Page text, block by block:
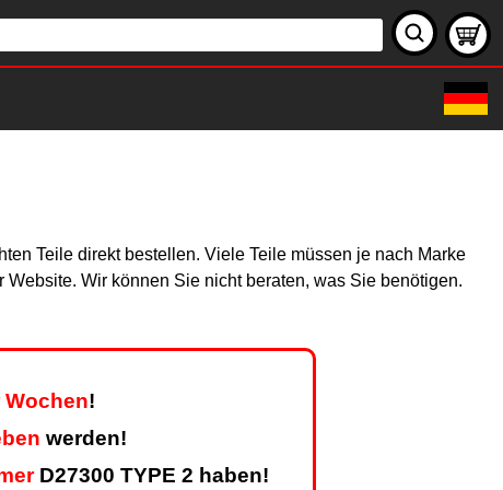
Teile direkt bestellen. Viele Teile müssen je nach Marke
Wir können Sie nicht beraten, was Sie benötigen.
!
werden!
D27300 TYPE 2 haben!